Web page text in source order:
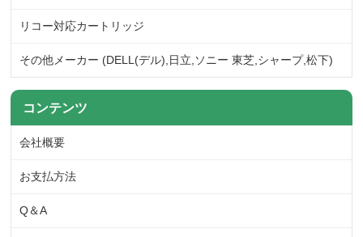
リコー対応カートリッジ
その他メーカー (DELL(デル),日立,ソニー 東芝,シャープ,松下)
コンテンツ
会社概要
お支払方法
Q＆A